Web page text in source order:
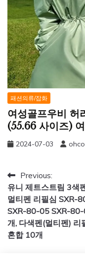
패션의류/잡화
여성골프우비 허
(55.66 사이즈)
2024-07-03
글
탐
색
Previous:
유니 제트스트림 3색
멀티펜 리필심 SXR-
SXR-80-05 SXR-
개, 다색펜(멀티펜) 리
혼합 10개